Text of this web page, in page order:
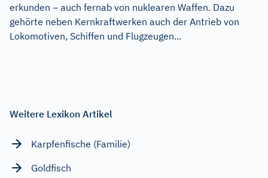
erkunden – auch fernab von nuklearen Waffen. Dazu
gehörte neben Kernkraftwerken auch der Antrieb von
Lokomotiven, Schiffen und Flugzeugen...
Weitere Lexikon Artikel
Karpfenfische (Familie)
Goldfisch